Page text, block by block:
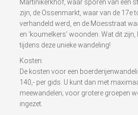
Martinikerkhof, waar sporen van een
zijn, de Ossenmarkt, waar van de 17e
verhandeld werd, en de Moesstraat
en ‘koumelkers’ woonden. Wat dit
tijdens deze unieke wandeling!
Kosten:
De kosten voor een
140,- per gids. U kunt dan met
meewandelen; voor grotere groepen
ingezet.